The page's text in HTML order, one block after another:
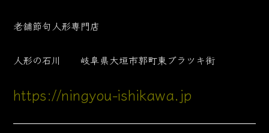
老舗節句人形専門店
人形の石川 岐阜県大垣市郭町東ブラツキ街
https://ningyou-ishikawa.jp